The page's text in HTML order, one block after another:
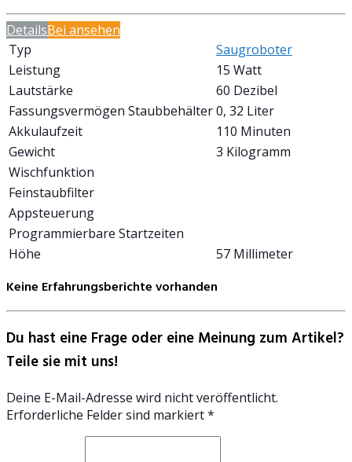
DetailsBei ansehen
Typ
Saugroboter
Leistung
15 Watt
Lautstärke
60 Dezibel
Fassungsvermögen Staubbehälter0, 32 Liter
Akkulaufzeit
110 Minuten
Gewicht
3 Kilogramm
Wischfunktion
Feinstaubfilter
Appsteuerung
Programmierbare Startzeiten
Höhe
57 Millimeter
Keine Erfahrungsberichte vorhanden
Du hast eine Frage oder eine Meinung zum Artikel?
Teile sie mit uns!
Deine E-Mail-Adresse wird nicht veröffentlicht.
Erforderliche Felder sind markiert *